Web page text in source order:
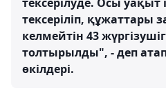
тексеріліп, құжаттары
келмейтін 43
толтырылды", - деп
өкілдері.